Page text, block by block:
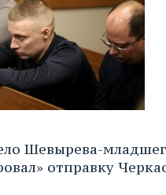
Шевырева-
отправку